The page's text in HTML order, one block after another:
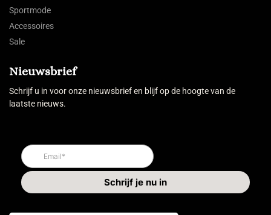
Sportmode
Accessoires
Sale
Nieuwsbrief
Schrijf u in voor onze nieuwsbrief en blijf op de hoogte van de
laatste nieuws.